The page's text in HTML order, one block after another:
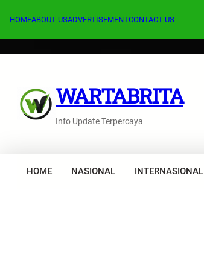
HOMEABOUT USADVERTISEMENTCONTACT US
WARTABRITA
Info Update Terpercaya
HOME NASIONAL INTERNASIONAL